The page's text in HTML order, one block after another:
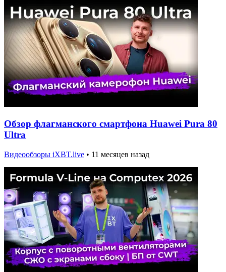
Обзор флагманского смартфона Huawei Pura 80
Ultra
Видеообзоры iXBT.live • 11 месяцев назад